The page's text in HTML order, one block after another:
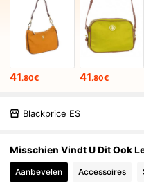
41.80€ 41.80€
Blackprice ES
Misschien Vindt U Dit Ook
Aanbevelen Accessoires